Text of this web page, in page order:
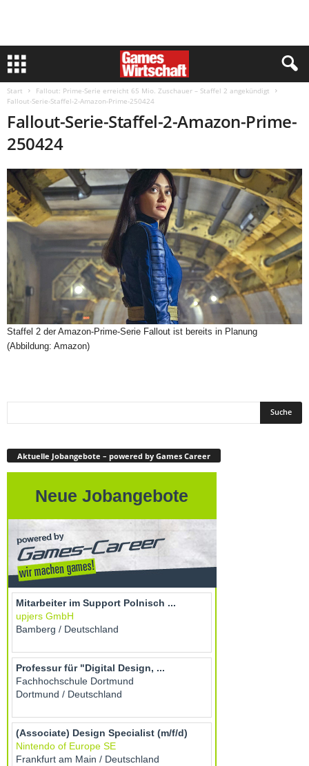
Start
Fallout: Prime-Serie erreicht 65 Mio. Zuschauer – Staffel 2 angekündigt
Fallout-Serie-Staffel-2-Amazon-Prime-250424
Fallout-Serie-Staffel-2-Amazon-Prime-
250424
Staffel 2 der Amazon-Prime-Serie Fallout ist bereits in Planung
(Abbildung: Amazon)
Aktuelle Jobangebote – powered by Games Career